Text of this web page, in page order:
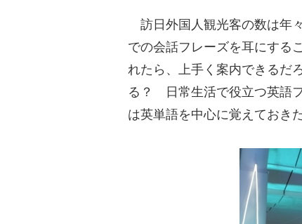
訪日外国人観光客の数は年
での会話フレーズを耳にする
れたら、上手く案内できるだ
る？ 日常生活で役立つ英語
は英単語を中心に覚えておき